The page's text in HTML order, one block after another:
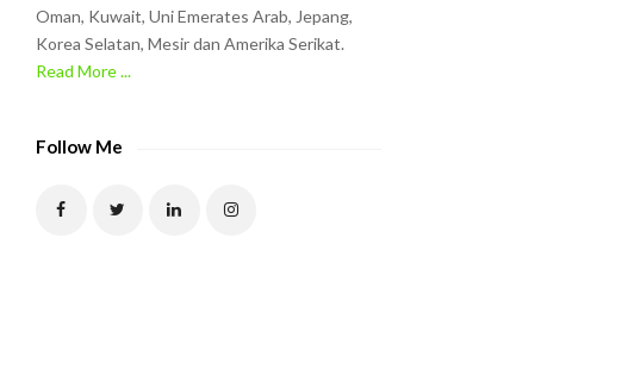
Oman, Kuwait, Uni Emerates Arab, Jepang,
Korea Selatan, Mesir dan Amerika Serikat.
Read More ...
Follow Me